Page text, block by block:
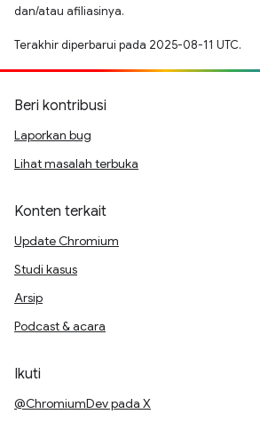
dan/atau afiliasinya.
Terakhir diperbarui pada 2025-08-11 UTC.
Beri kontribusi
Laporkan bug
Lihat masalah terbuka
Konten terkait
Update Chromium
Studi kasus
Arsip
Podcast & acara
Ikuti
@ChromiumDev pada X